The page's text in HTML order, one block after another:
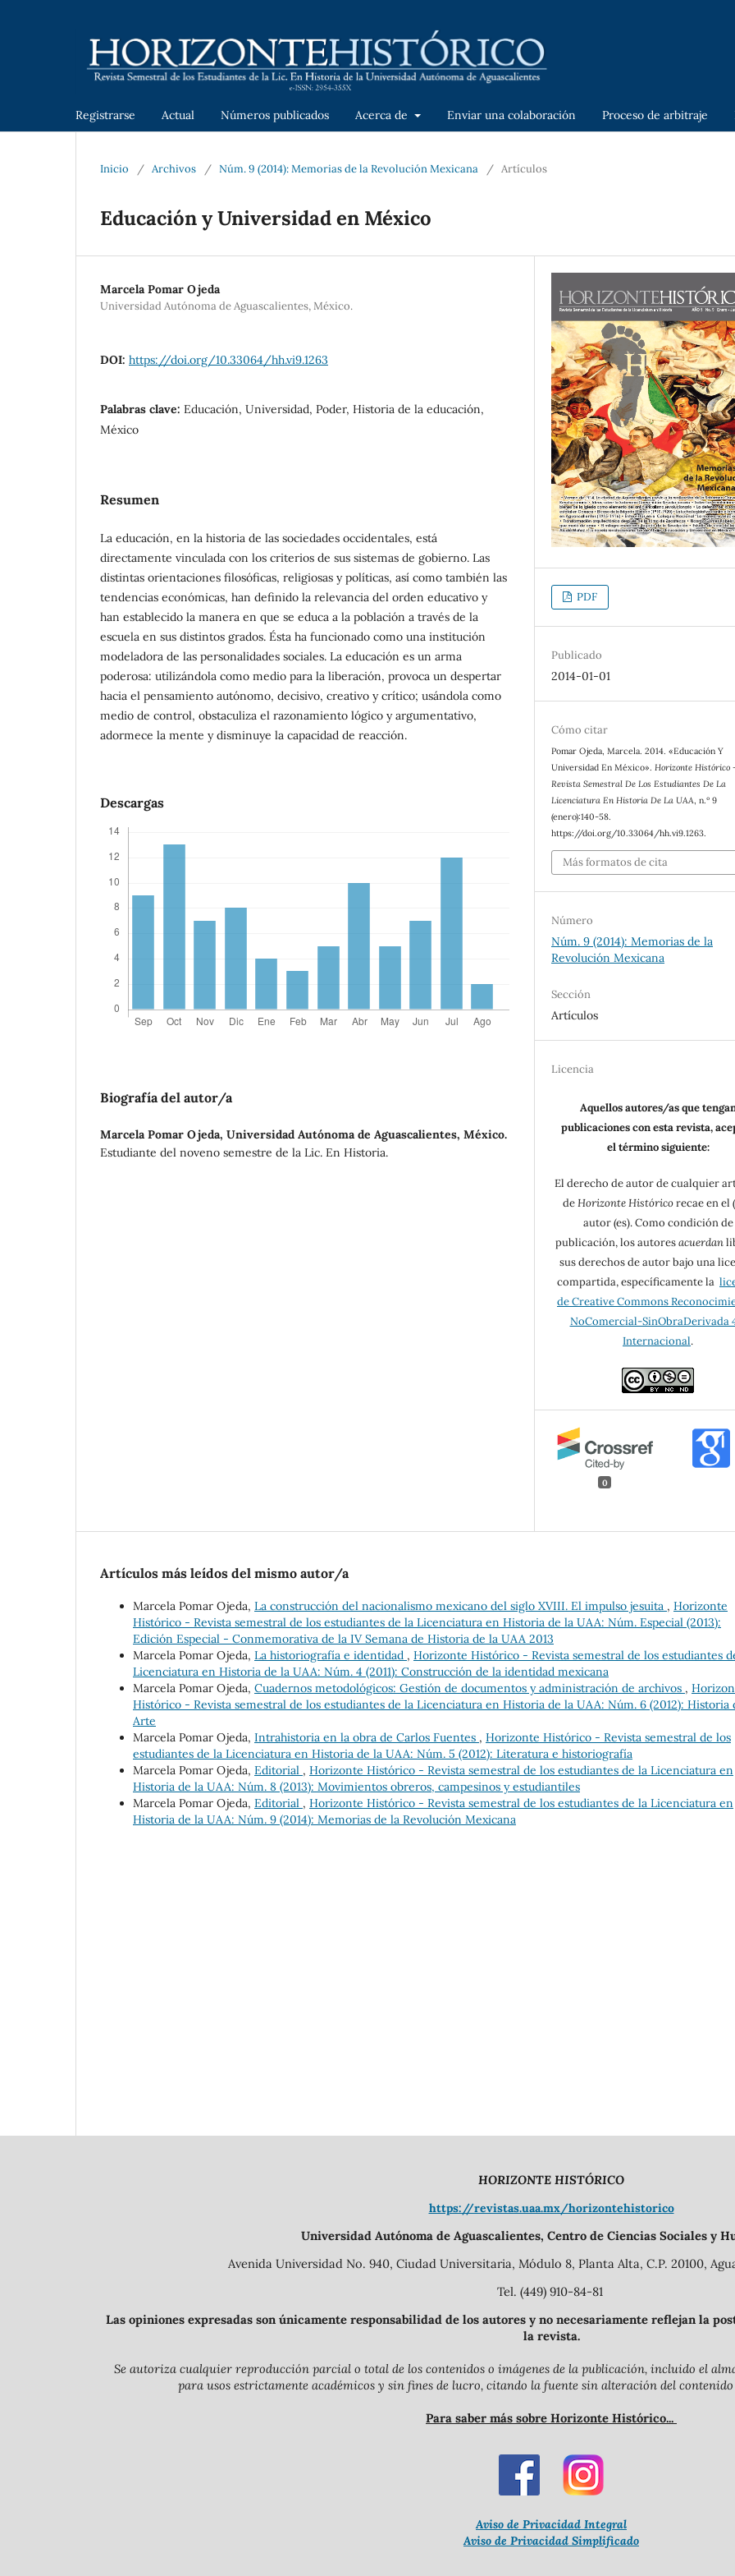
Registrarse Actual Números publicados Acerca de Enviar una colaboración Proceso de arbitraje
Inicio / Archivos / Núm. 9 (2014): Memorias de la Revolución Mexicana / Artículos
Educación y Universidad en México
Marcela Pomar Ojeda
Universidad Autónoma de Aguascalientes, México.
DOI: https://doi.org/10.33064/hh.vi9.1263
Palabras clave: Educación, Universidad, Poder, Historia de la educación,
México
Resumen
La educación, en la historia de las sociedades occidentales, está
directamente vinculada con los criterios de sus sistemas de gobierno. Las
distintas orientaciones filosóficas, religiosas y políticas, así como también las
tendencias económicas, han definido la relevancia del orden educativo y
han establecido la manera en que se educa a la población a través de la
escuela en sus distintos grados. Ésta ha funcionado como una institución
modeladora de las personalidades sociales. La educación es un arma
poderosa: utilizándola como medio para la liberación, provoca un despertar
hacia el pensamiento autónomo, decisivo, creativo y crítico; usándola como
medio de control, obstaculiza el razonamiento lógico y argumentativo,
adormece la mente y disminuye la capacidad de reacción.
Descargas
Biografía del autor/a
Marcela Pomar Ojeda, Universidad Autónoma de Aguascalientes, México.
Estudiante del noveno semestre de la Lic. En Historia.
PDF
Publicado
2014-01-01
Cómo citar
Pomar Ojeda, Marcela. 2014. «Educación Y
Universidad En México».Horizonte Histórico
Revista Semestral De Los Estudiantes De La
Licenciatura En Historia De La UAA, n.º 9
(enero):140-58.
https://doi.org/10.33064/hh.vi9.1263.
Más formatos de cita
Número
Núm. 9 (2014): Memorias de la
Revolución Mexicana
Sección
Artículos
Licencia
Aquellos autores/as que
publicaciones con esta revista,
el término siguiente:
El derecho de autor de cualquier
deHorizonte Históricorecae en el
autor (es). Como condición de
publicación, los autoresacuerdan
sus derechos de autor bajo una
compartida, específicamente la
de Creative Commons
NoComercial-SinObraDerivada
Internacional.
0
Artículos más leídos del mismo autor/a
Marcela Pomar Ojeda, La construcción del nacionalismo mexicano del siglo XVIII. El impulso jesuita , Horizonte
Histórico - Revista semestral de los estudiantes de la Licenciatura en Historia de la UAA: Núm. Especial (2013):
Edición Especial - Conmemorativa de la IV Semana de Historia de la UAA 2013
Marcela Pomar Ojeda, La historiografía e identidad , Horizonte Histórico - Revista semestral de los estudiantes
Licenciatura en Historia de la UAA: Núm. 4 (2011): Construcción de la identidad mexicana
Marcela Pomar Ojeda, Cuadernos metodológicos: Gestión de documentos y administración de archivos ,
Histórico - Revista semestral de los estudiantes de la Licenciatura en Historia de la UAA: Núm. 6 (2012): Historia
Arte
Marcela Pomar Ojeda, Intrahistoria en la obra de Carlos Fuentes , Horizonte Histórico - Revista semestral de los
estudiantes de la Licenciatura en Historia de la UAA: Núm. 5 (2012): Literatura e historiografía
Marcela Pomar Ojeda, Editorial , Horizonte Histórico - Revista semestral de los estudiantes de la Licenciatura en
Historia de la UAA: Núm. 8 (2013): Movimientos obreros, campesinos y estudiantiles
Marcela Pomar Ojeda, Editorial , Horizonte Histórico - Revista semestral de los estudiantes de la Licenciatura en
Historia de la UAA: Núm. 9 (2014): Memorias de la Revolución Mexicana
HORIZONTE HISTÓRICO
https://revistas.uaa.mx/horizontehistorico
Universidad Autónoma de Aguascalientes, Centro de Ciencias Sociales y
Avenida Universidad No. 940, Ciudad Universitaria, Módulo 8, Planta Alta, C.P. 20100,
Tel. (449) 910-84-81
Las opiniones expresadas son únicamente responsabilidad de los autores y no necesariamente reflejan la
la revista.
Se autoriza cualquier reproducción parcial o total de los contenidos o imágenes de la publicación, incluido el
para usos estrictamente académicos y sin fines de lucro, citando la fuente sin alteración del
Para saber más sobre Horizonte Histórico...
Aviso de Privacidad Integral
Aviso de Privacidad Simplificado